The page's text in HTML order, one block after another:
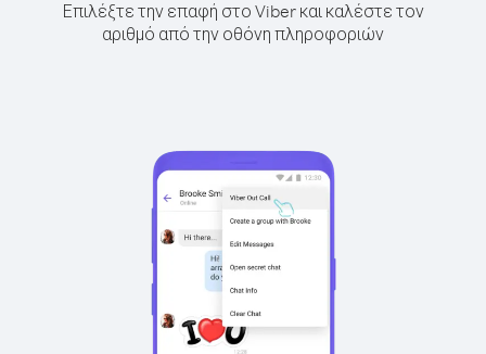
Επιλέξτε την επαφή στο Viber και καλέστε τον
αριθμό από την οθόνη πληροφοριών